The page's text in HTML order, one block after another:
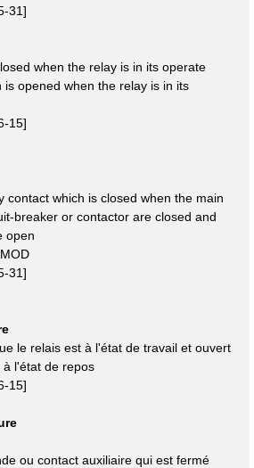
31]
when the relay is in its operate
is opened when the relay is in its
15]
contact which is closed when the main
or contactor are closed and
open
31]
le relais est à l'état de travail et ouvert
à l'état de repos
15]
ou contact auxiliaire qui est fermé